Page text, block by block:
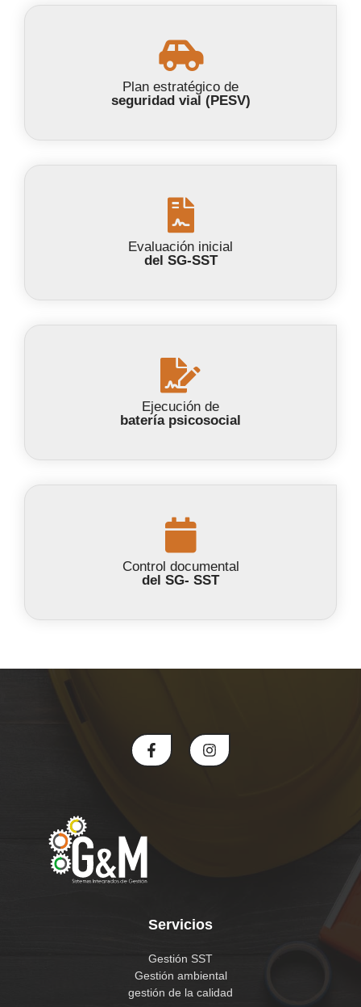
Plan estratégico de
seguridad vial (PESV)
Evaluación inicial
del SG-SST
Ejecución de
batería psicosocial
Control documental
del SG- SST
Servicios
Gestión SST
Gestión ambiental
gestión de la calidad